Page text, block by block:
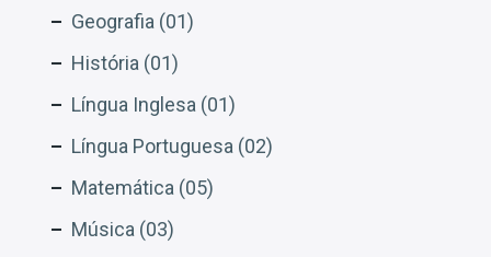
Geografia (01)
História (01)
Língua Inglesa (01)
Língua Portuguesa (02)
Matemática (05)
Música (03)